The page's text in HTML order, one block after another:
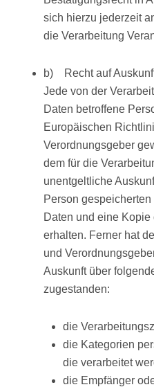
sich hierzu jederzeit
die Verarbeitung
b) Recht auf
Jede von der
Daten betroffene
Europäischen
Verordnungsgeber
dem für die
unentgeltliche
Person
Daten und eine Kopie
erhalten. Ferner hat
und
Auskunft über
zugestanden:
die
die Kategorien
die verarbeitet
die Empfänger